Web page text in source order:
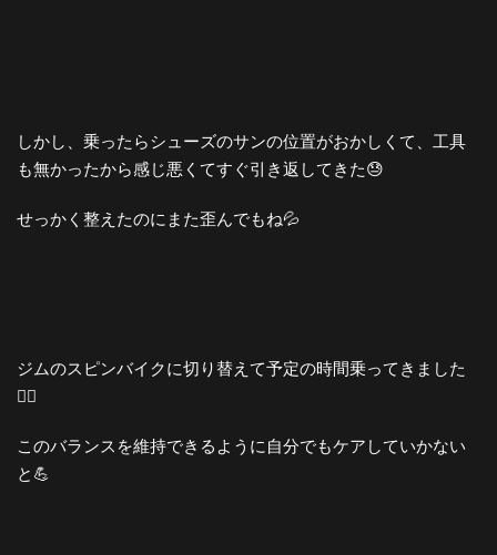
しかし、乗ったらシューズのサンの位置がおかしくて、工具
も無かったから感じ悪くてすぐ引き返してきた😓
せっかく整えたのにまた歪んでもね💦
ジムのスピンバイクに切り替えて予定の時間乗ってきました
🚴‍♀️
このバランスを維持できるように自分でもケアしていかない
と💪